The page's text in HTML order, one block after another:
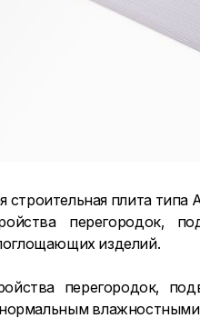
плита
перегородок,
изделий.
перегородок,